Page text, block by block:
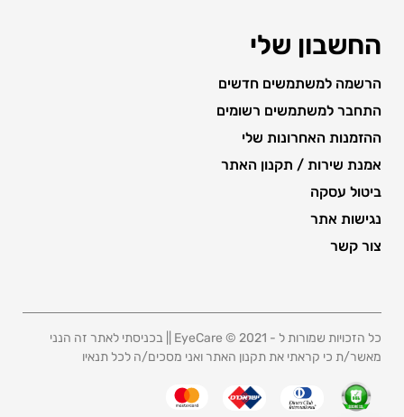
החשבון שלי
הרשמה למשתמשים חדשים
התחבר למשתמשים רשומים
ההזמנות האחרונות שלי
אמנת שירות / תקנון האתר
ביטול עסקה
נגישות אתר
צור קשר
כל הזכויות שמורות ל - 2021 © EyeCare || בכניסתי לאתר זה הנני
מאשר/ת כי קראתי את תקנון האתר ואני מסכים/ה לכל תנאיו